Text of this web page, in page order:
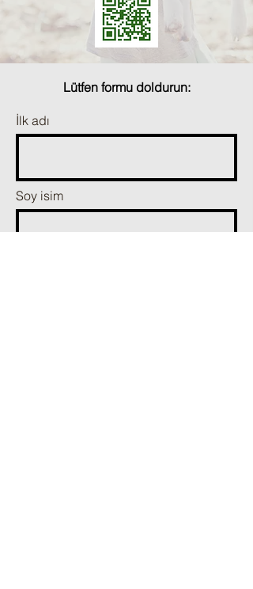
Lütfen formu doldurun:
İlk adı
Soy isim